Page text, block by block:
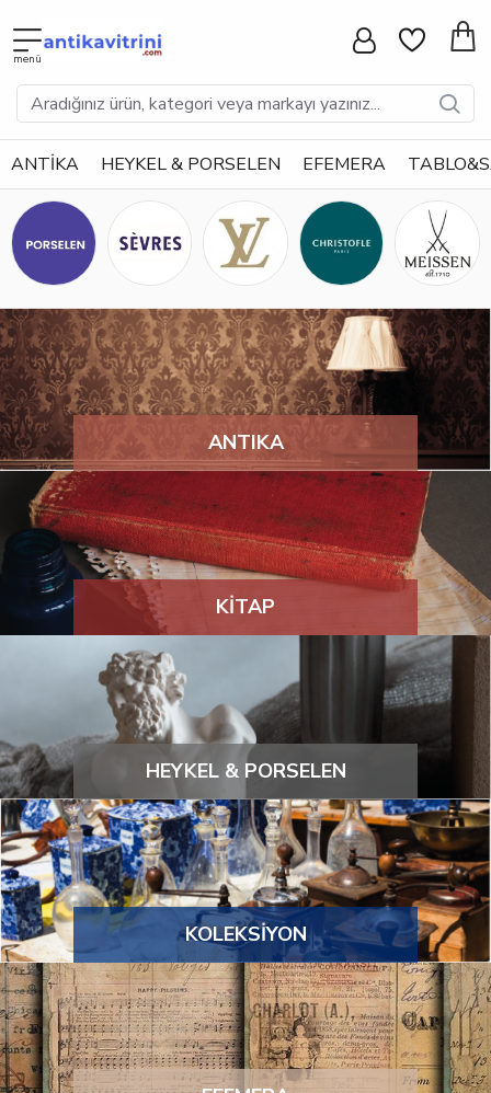
ANTİKA HEYKEL & PORSELEN EFEMERA
ANTIKA
KİTAP
HEYKEL & PORSELEN
KOLEKSİYON